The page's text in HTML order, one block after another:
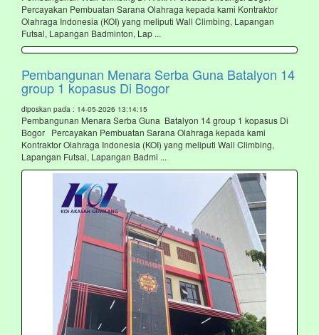
Percayakan Pembuatan Sarana Olahraga kepada kami Kontraktor
Olahraga Indonesia (KOI) yang meliputi Wall Climbing, Lapangan
Futsal, Lapangan Badminton, Lap ...
Pembangunan Menara Serba Guna Batalyon 14
group 1 kopasus Di Bogor
diposkan pada : 14-05-2026 13:14:15
Pembangunan Menara Serba Guna Batalyon 14 group 1 kopasus Di
Bogor Percayakan Pembuatan Sarana Olahraga kepada kami
Kontraktor Olahraga Indonesia (KOI) yang meliputi Wall Climbing,
Lapangan Futsal, Lapangan Badmi ...